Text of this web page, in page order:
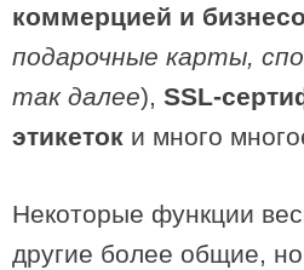
коммерцией и
подарочные карты,
так далее), SSL-
этикеток и много
Некоторые функции
другие более общие,